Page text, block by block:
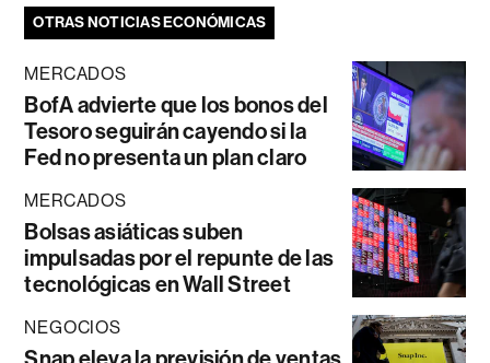
OTRAS NOTICIAS ECONÓMICAS
MERCADOS
BofA advierte que los bonos del
Tesoro seguirán cayendo si la
Fed no presenta un plan claro
MERCADOS
Bolsas asiáticas suben
impulsadas por el repunte de las
tecnológicas en Wall Street
NEGOCIOS